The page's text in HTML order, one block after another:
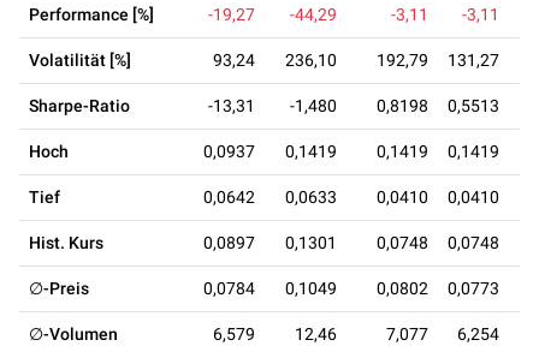
Performance [%] -19,27 -44,29 -3,11 -3,11
Volatilität [%] 93,24 236,10 192,79 131,27
Sharpe-Ratio -13,31 -1,480 0,8198 0,5513
Hoch 0,0937 0,1419 0,1419 0,1419
Tief 0,0642 0,0633 0,0410 0,0410
Hist. Kurs 0,0897 0,1301 0,0748 0,0748
∅-Preis 0,0784 0,1049 0,0802 0,0773
∅-Volumen 6,579 12,46 7,077 6,254